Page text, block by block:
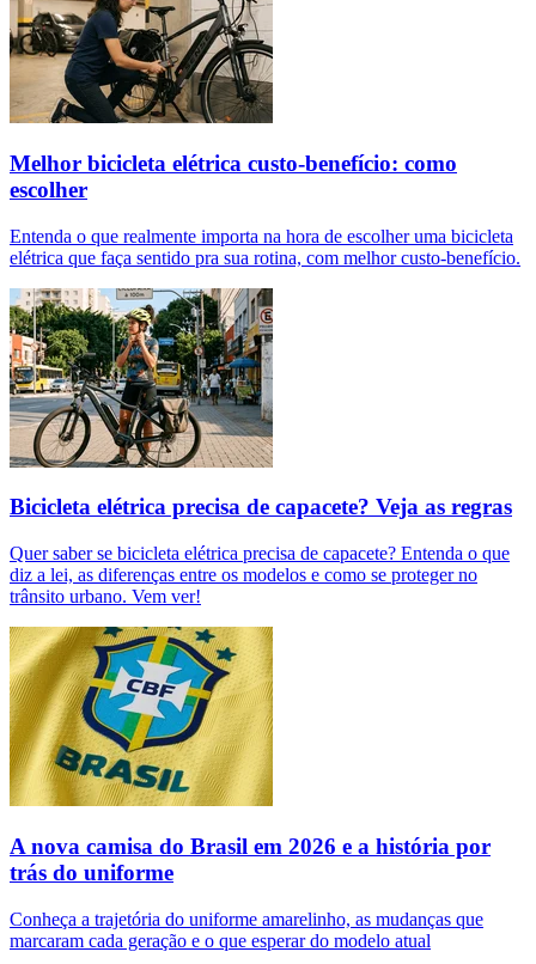
Melhor bicicleta elétrica custo-benefício: como
escolher
Entenda o que realmente importa na hora de escolher uma bicicleta
elétrica que faça sentido pra sua rotina, com melhor custo-benefício.
Bicicleta elétrica precisa de capacete? Veja as regras
Quer saber se bicicleta elétrica precisa de capacete? Entenda o que
diz a lei, as diferenças entre os modelos e como se proteger no
trânsito urbano. Vem ver!
A nova camisa do Brasil em 2026 e a história por
trás do uniforme
Conheça a trajetória do uniforme amarelinho, as mudanças que
marcaram cada geração e o que esperar do modelo atual